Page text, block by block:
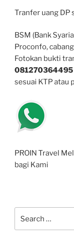
Tranfer uang DP
BSM (Bank
Proconfo,
Fotokan bukti
081270364495
sesuai KTP atau
PROIN Travel
bagi Kami
for: